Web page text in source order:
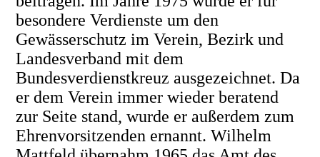
besondere Verdienste um den
Gewässerschutz im Verein, Bezirk und
Landesverband mit dem
Bundesverdienstkreuz ausgezeichnet. Da
er dem Verein immer wieder beratend
zur Seite stand, wurde er außerdem zum
Ehrenvorsitzenden ernannt. Wilhelm